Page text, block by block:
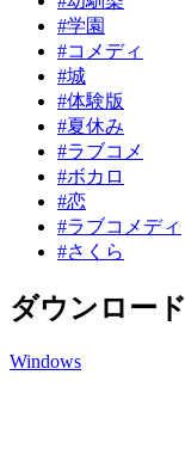
#学園
#コメディ
#城
#体験版
#夏休み
#ラブコメ
#ボカロ
#恋
#ラブコメディ
#さくら
ダウンロード
Windows